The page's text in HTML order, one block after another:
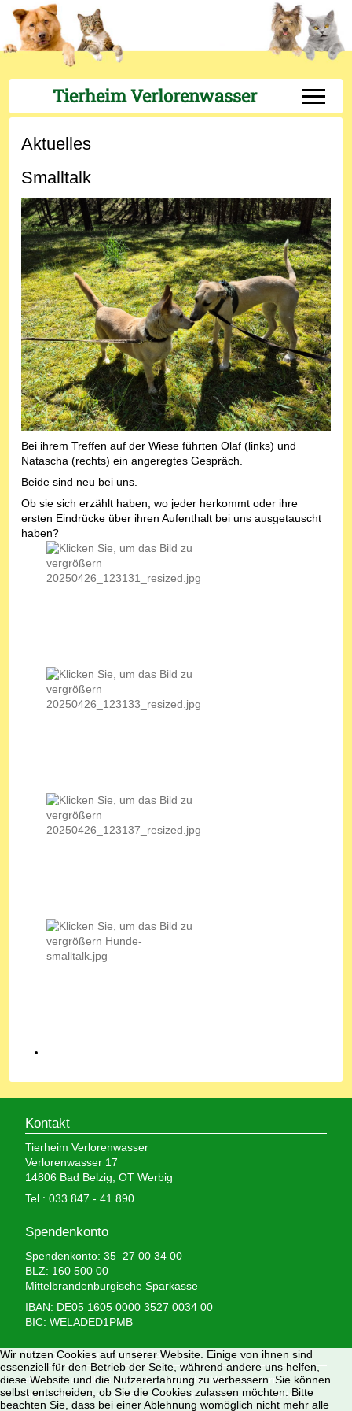
Tierheim Verlorenwasser Off-
Aktuelles
Smalltalk
Bei ihrem Treffen auf der Wiese führten Olaf (links) und
Natascha (rechts) ein angeregtes Gespräch.
Beide sind neu bei uns.
Ob sie sich erzählt haben, wo jeder herkommt oder ihre
ersten Eindrücke über ihren Aufenthalt bei uns ausgetauscht
haben?
Kontakt
Tierheim Verlorenwasser
Verlorenwasser 17
14806 Bad Belzig, OT Werbig
Tel.: 033 847 - 41 890
Spendenkonto
Spendenkonto: 35 27 00 34 00
BLZ: 160 500 00
Mittelbrandenburgische Sparkasse
IBAN: DE05 1605 0000 3527 0034 00
BIC: WELADED1PMB
Wir brauchen Ihre Hilfe,
denn wir erhalten keinerlei staatliche Hilfe, sondern
finanzieren das Tierheim aus Spenden und Erbschaften.
Wir nutzen Cookies auf unserer Website. Einige von ihnen sind
essenziell für den Betrieb der Seite, während andere uns helfen,
diese Website und die Nutzererfahrung zu verbessern. Sie können
selbst entscheiden, ob Sie die Cookies zulassen möchten. Bitte
beachten Sie, dass bei einer Ablehnung womöglich nicht mehr alle